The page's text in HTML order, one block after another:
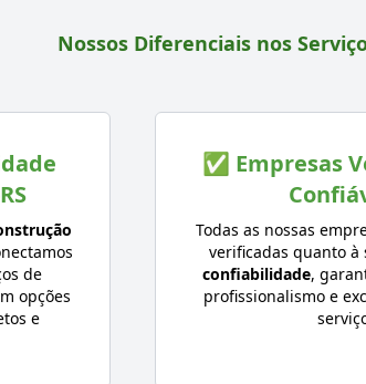
Nossos Diferenciais nos
de
opções
e
✅ Empresas
Todas as nossas
verificadas quanto à
confiabilidade,
profissionalismo e